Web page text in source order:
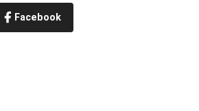
Facebook